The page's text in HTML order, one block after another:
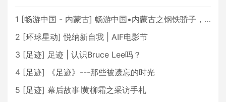
1 [畅游中国 - 内蒙古] 畅游中国•内蒙古之钢铁骄子，魅力包头
2 [环球星动] 悦纳新自我 | AIF电影节
3 [足迹] 足迹 | 认识Bruce Lee吗？
4 [足迹]
《足迹》---那些被遗忘的时光
5 [足迹] 幕后故事∣黄柳霜之采访手札